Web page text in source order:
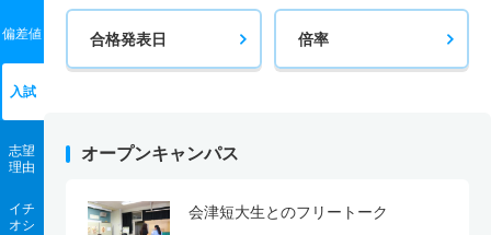
偏差値
入試
志望
理由
イチ
オシ
合格発表日 倍率
オープンキャンパス
会津短大生とのフリートーク